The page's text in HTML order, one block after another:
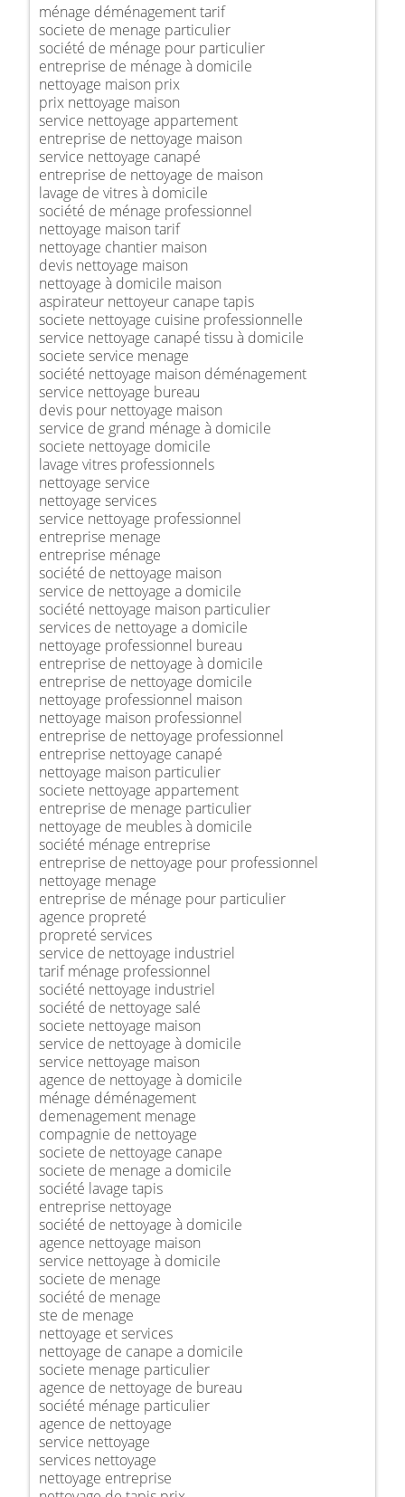
ménage déménagement tarif
societe de menage particulier
société de ménage pour particulier
entreprise de ménage à domicile
nettoyage maison prix
prix nettoyage maison
service nettoyage appartement
entreprise de nettoyage maison
service nettoyage canapé
entreprise de nettoyage de maison
lavage de vitres à domicile
société de ménage professionnel
nettoyage maison tarif
nettoyage chantier maison
devis nettoyage maison
nettoyage à domicile maison
aspirateur nettoyeur canape tapis
societe nettoyage cuisine professionnelle
service nettoyage canapé tissu à domicile
societe service menage
société nettoyage maison déménagement
service nettoyage bureau
devis pour nettoyage maison
service de grand ménage à domicile
societe nettoyage domicile
lavage vitres professionnels
nettoyage service
nettoyage services
service nettoyage professionnel
entreprise menage
entreprise ménage
société de nettoyage maison
service de nettoyage a domicile
société nettoyage maison particulier
services de nettoyage a domicile
nettoyage professionnel bureau
entreprise de nettoyage à domicile
entreprise de nettoyage domicile
nettoyage professionnel maison
nettoyage maison professionnel
entreprise de nettoyage professionnel
entreprise nettoyage canapé
nettoyage maison particulier
societe nettoyage appartement
entreprise de menage particulier
nettoyage de meubles à domicile
société ménage entreprise
entreprise de nettoyage pour professionnel
nettoyage menage
entreprise de ménage pour particulier
agence propreté
propreté services
service de nettoyage industriel
tarif ménage professionnel
société nettoyage industriel
société de nettoyage salé
societe nettoyage maison
service de nettoyage à domicile
service nettoyage maison
agence de nettoyage à domicile
ménage déménagement
demenagement menage
compagnie de nettoyage
societe de nettoyage canape
societe de menage a domicile
société lavage tapis
entreprise nettoyage
société de nettoyage à domicile
agence nettoyage maison
service nettoyage à domicile
societe de menage
société de menage
ste de menage
nettoyage et services
nettoyage de canape a domicile
societe menage particulier
agence de nettoyage de bureau
société ménage particulier
agence de nettoyage
service nettoyage
services nettoyage
nettoyage entreprise